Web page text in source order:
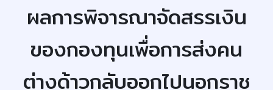
ผลการพิจารณาจัดสรรเงิน
ของกองทุนเพื่อการส่งคน
ต่างด้าวกลับออกไปนอกราช